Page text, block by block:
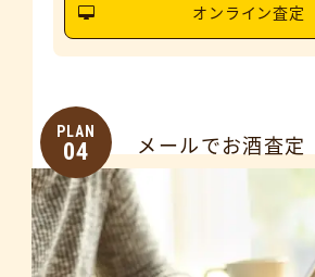
オンライン査定
PLAN
04 メールでお酒査定